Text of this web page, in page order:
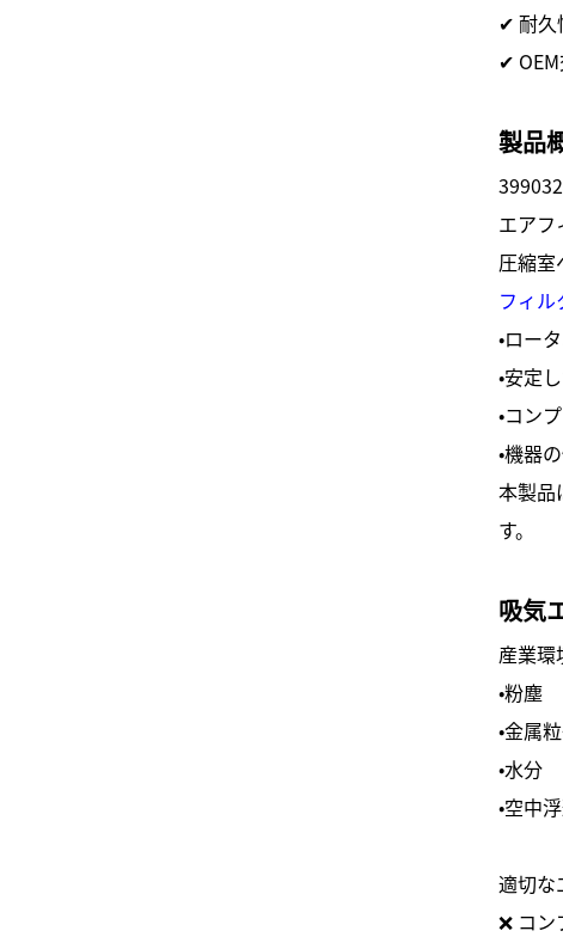
✔ 耐久
✔
製品
エアフ
圧縮室
フィル
・ロー
・安定
・コン
・機器
本製品
す。
吸気
産業環
・粉塵
・金属
・水分
・空中
適切な
❌ コ